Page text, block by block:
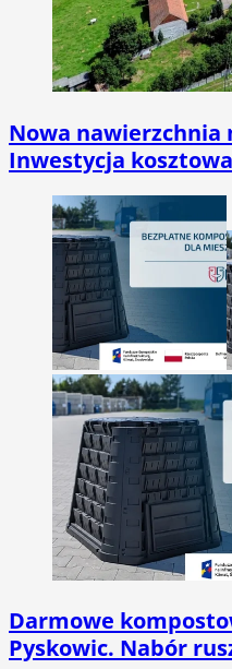
Nowa nawierzchnia
Inwestycja
Darmowe
Pyskowic. Nabór